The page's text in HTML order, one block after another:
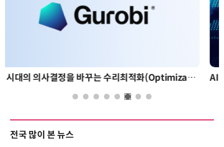
AI 핀옵스 실전 세미나: 폭증하는 AI 토큰 비용 관리 전략
전국 많이 본 뉴스